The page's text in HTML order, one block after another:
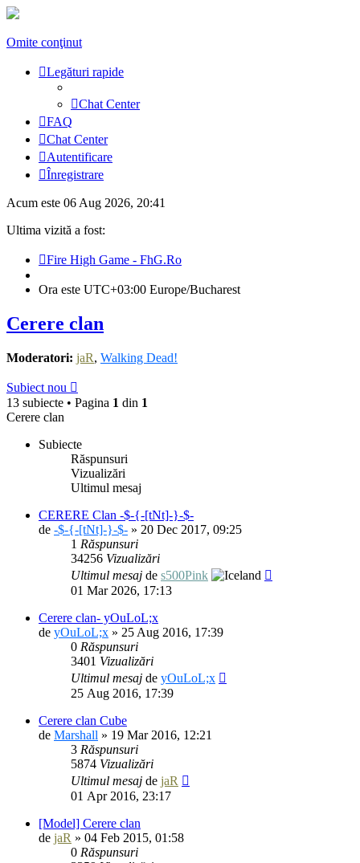
Omite conţinut
Legături rapide
Chat Center
FAQ
Chat Center
Autentificare
Înregistrare
Acum este 06 Aug 2026, 20:41
Ultima vizită a fost:
Fire High Game - FhG.Ro
Ora este UTC+03:00 Europe/Bucharest
Cerere clan
Moderatori: jaR, Walking Dead!
Subiect nou
13 subiecte • Pagina 1 din 1
Cerere clan
Subiecte
Răspunsuri
Vizualizări
Ultimul mesaj
CERERE Clan -$-{-[tNt]-}-$-
de -$-{-[tNt]-}-$- » 20 Dec 2017, 09:25
1 Răspunsuri
34256 Vizualizări
Ultimul mesaj de s500Pink
01 Mar 2026, 17:13
Cerere clan- yOuLoL;x
de yOuLoL;x » 25 Aug 2016, 17:39
0 Răspunsuri
3401 Vizualizări
Ultimul mesaj de yOuLoL;x
25 Aug 2016, 17:39
Cerere clan Cube
de Marshall » 19 Mar 2016, 12:21
3 Răspunsuri
5874 Vizualizări
Ultimul mesaj de jaR
01 Apr 2016, 23:17
[Model] Cerere clan
de jaR » 04 Feb 2015, 01:58
0 Răspunsuri